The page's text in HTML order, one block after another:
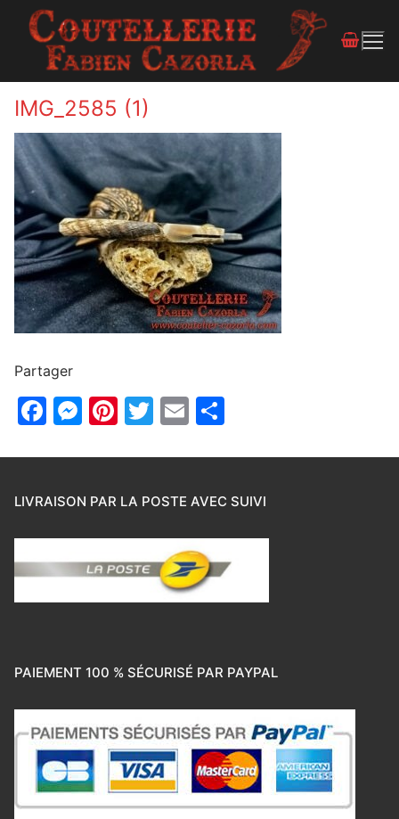
IMG_2585 (1)
Partager
Facebook
Messenger
Pinterest
Twitter
Email
LIVRAISON PAR LA POSTE AVEC SUIVI
PAIEMENT 100 % SÉCURISÉ PAR PAYPAL